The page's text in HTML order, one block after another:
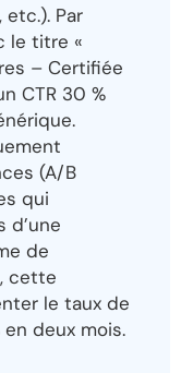
Par
le titre «
– Certifiée
CTR 30 %
(A/B
qui
d’une
de
cette
le taux de
en deux mois.